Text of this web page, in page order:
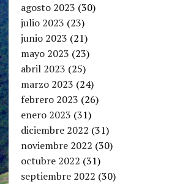
agosto 2023 (30)
julio 2023 (23)
junio 2023 (21)
mayo 2023 (23)
abril 2023 (25)
marzo 2023 (24)
febrero 2023 (26)
enero 2023 (31)
diciembre 2022 (31)
noviembre 2022 (30)
octubre 2022 (31)
septiembre 2022 (30)